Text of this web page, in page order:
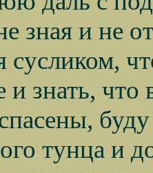
зная и не
сусликом,
и знать, что
тунца и